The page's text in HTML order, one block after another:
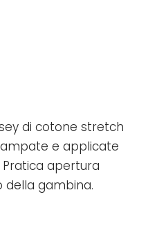
di cotone stretch
e applicate
apertura
della gambina.